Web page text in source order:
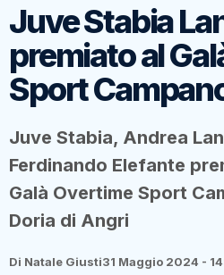
Juve Stabia
premiato al
Sport
Juve Stabia, Andrea
Ferdinando Elefante
Galà Overtime Sport
Doria di Angri
Di Natale Giusti31 Maggio 2024 -